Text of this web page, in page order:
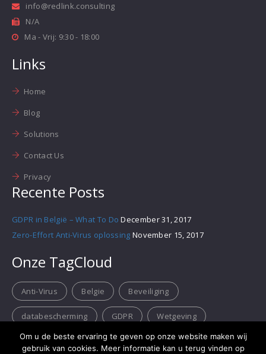
info@redlink.consulting
N/A
Ma - Vrij: 9:30 - 18:00
Links
Home
Blog
Solutions
Contact Us
Privacy
Recente Posts
GDPR in België – What To Do December 31, 2017
Zero-Effort Anti-Virus oplossing November 15, 2017
Onze TagCloud
Anti-Virus Belgie Beveiliging
databescherming GDPR Wetgeving
Om u de beste ervaring te geven op onze website maken wij
gebruik van cookies. Meer informatie kan u terug vinden op